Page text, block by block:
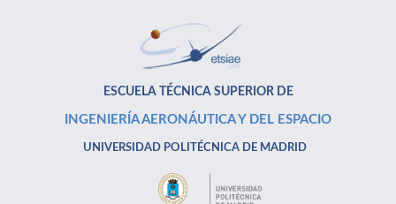
ESCUELA TÉCNICA SUPERIOR DE
INGENIERÍA AERONÁUTICA Y DEL ESPACIO
UNIVERSIDAD POLITÉCNICA DE MADRID